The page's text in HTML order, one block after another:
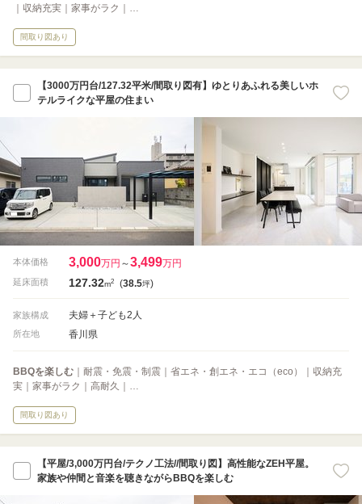
｜収納充実｜家事がラク｜…
間取り図あり
【3000万円台/127.32平米/間取り図有】ゆとりあふれる美しいホ
テルライクな平屋の住まい
本体価格 3,000万円 ～3,499万円
延床面積 127.32m2 (38.5坪)
家族構成 夫婦＋子ども2人
所在地 香川県
BBQを楽しむ ｜耐震・免震・制震｜省エネ・創エネ・エコ（eco）｜収納充
実｜家事がラク｜高耐久｜…
間取り図あり
【平屋/3,000万円台/テクノ工法//間取り図】高性能なZEH平屋。
家族や仲間と音楽を聴きながらBBQを楽しむ